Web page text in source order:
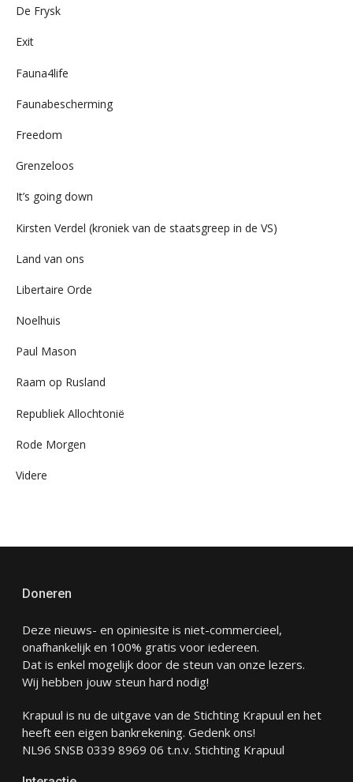
De Frysk
Exit
Fauna4life
Faunabescherming
Freedom
Grenzeloos
It’s going down
Kirsten Verdel (kroniek van de staatsgreep in de VS)
Land van ons
Libertaire Orde
Noelhuis
Paul Mason
Raam op Rusland
Republiek Allochtonië
Rode Morgen
Videre
Doneren
Deze nieuws- en opiniesite is niet-commercieel,
onafhankelijk en 100% gratis voor iedereen.
Dat is enkel mogelijk door de steun van onze lezers.
Wij hebben jouw steun hard nodig!
Krapuul is nu de uitgave van de Stichting Krapuul en het
heeft een eigen bankrekening. Gedenk ons!
NL96 SNSB 0339 8969 06 t.n.v. Stichting Krapuul